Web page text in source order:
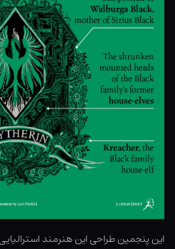
این پنجمین طراحی این هنرمند